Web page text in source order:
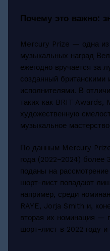
Почему это важно:
Mercury Prize — одна
музыкальных наград
ежегодно вручается за
созданный британскими
исполнителями. В
таких как BRIT Awards,
художественную
музыкальное
По данным Mercury
года (2022–2024)
поданы на
шорт-лист попадают
например, среди
RAYE, Jorja Smith и,
вторая их номинация —
шорт-лист в 2022 году